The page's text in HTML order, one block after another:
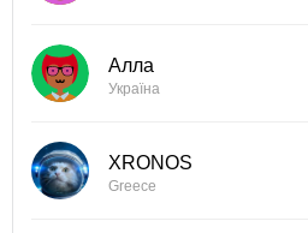
Алла
Україна
XRONOS
Greece